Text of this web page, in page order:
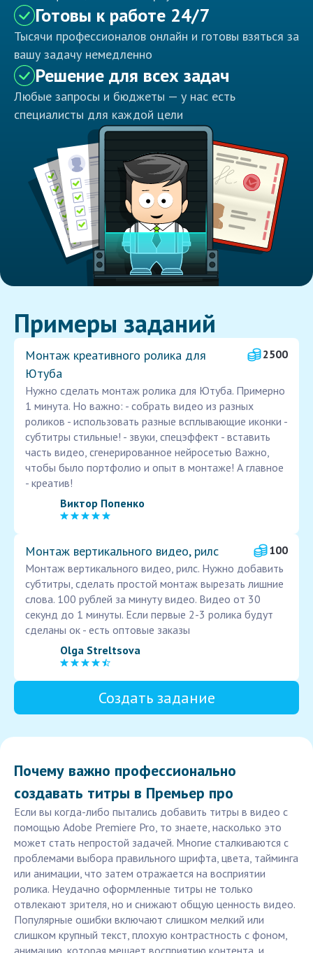
Готовы к работе 24/7
Тысячи профессионалов онлайн и готовы взяться за
вашу задачу немедленно
Решение для всех задач
Любые запросы и бюджеты — у нас есть
специалисты для каждой цели
Примеры заданий
Монтаж креативного ролика для
Ютуба
2500
Нужно сделать монтаж ролика для Ютуба. Примерно
1 минута. Но важно: - собрать видео из разных
роликов - использовать разные всплывающие иконки -
субтитры стильные! - звуки, спецэффект - вставить
часть видео, сгенерированное нейросетью Важно,
чтобы было портфолио и опыт в монтаже! А главное
- креатив!
Виктор Попенко
Монтаж вертикального видео, рилс
100
Монтаж вертикального видео, рилс. Нужно добавить
субтитры, сделать простой монтаж вырезать лишние
слова. 100 рублей за минуту видео. Видео от 30
секунд до 1 минуты. Если первые 2-3 ролика будут
сделаны ок - есть оптовые заказы
Olga Streltsova
Создать задание
Почему важно профессионально
создавать титры в Премьер про
Если вы когда-либо пытались добавить титры в видео с
помощью Adobe Premiere Pro, то знаете, насколько это
может стать непростой задачей. Многие сталкиваются с
проблемами выбора правильного шрифта, цвета, тайминга
или анимации, что затем отражается на восприятии
ролика. Неудачно оформленные титры не только
отвлекают зрителя, но и снижают общую ценность видео.
Популярные ошибки включают слишком мелкий или
слишком крупный текст, плохую контрастность с фоном,